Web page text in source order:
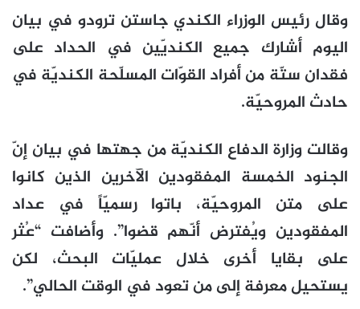
وقال رئيس الوزراء الكندي جاستن ترودو في بيان
اليوم أشارك جميع الكنديّين في الحداد على
فقدان ستّة من أفراد القوّات المسلّحة الكنديّة في
حادث المروحيّة.
وقالت وزارة الدفاع الكنديّة من جهتها في بيان إنّ
الجنود الخمسة المفقودين الآخرين الذين كانوا
على متن المروحيّة، باتوا رسميّاً في عداد
المفقودين ويُفترض أنّهم قضوا”. وأضافت “عُثر
على بقايا أخرى خلال عمليّات البحث، لكن
يستحيل معرفة إلى من تعود في الوقت الحالي”.